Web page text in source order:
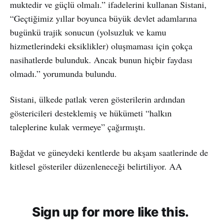
muktedir ve güçlü olmalı.” ifadelerini kullanan Sistani,
“Geçtiğimiz yıllar boyunca büyük devlet adamlarına
bugünkü trajik sonucun (yolsuzluk ve kamu
hizmetlerindeki eksiklikler) oluşmaması için çokça
nasihatlerde bulunduk. Ancak bunun hiçbir faydası
olmadı.” yorumunda bulundu.
Sistani, ülkede patlak veren gösterilerin ardından
göstericileri desteklemiş ve hükümeti “halkın
taleplerine kulak vermeye” çağırmıştı.
Bağdat ve güneydeki kentlerde bu akşam saatlerinde de
kitlesel gösteriler düzenleneceği belirtiliyor. AA
Sign up for more like this.